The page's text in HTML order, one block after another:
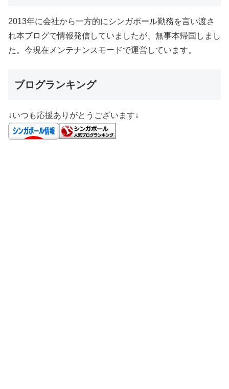
2013年に会社から一方的にシンガポール勤務を言い渡さ
れ本ブログで情報発信していましたが、無事本帰国しまし
た。今現在メンテナンスモードで運営しています。
ブログランキング
↓いつも応援ありがとうございます↓